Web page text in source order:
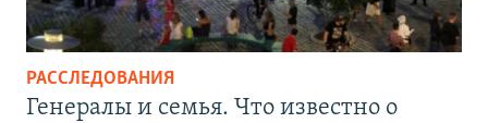
РАССЛЕДОВАНИЯ
Генералы и семья. Что известно о